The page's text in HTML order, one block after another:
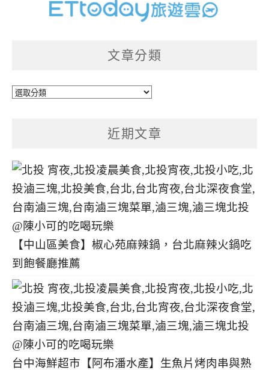
文章分類
文
近期文章
【中山區美食】椒心苑麻辣鍋，台北麻辣火鍋吃
到飽餐廳推薦
台中海鮮超市【阿布潘水產】生魚片烤肉串與熟